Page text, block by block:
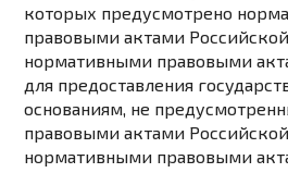
которых предусмотрено
правовыми актами
нормативными правовыми
для предоставления
основаниям, не
правовыми актами
нормативными правовыми